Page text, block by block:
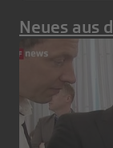
Neues aus